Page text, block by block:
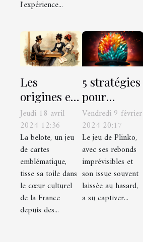
l'expérience...
Les
origines et
l'évolution
de la belote
en France
Jeudi 18 avril
2024 12:36
La belote, un jeu
de cartes
emblématique,
tisse sa toile dans
le cœur culturel
de la France
depuis des...
5 stratégies
pour
maximiser
vos gains
au Plinko
Vendredi 9 février
2024 20:17
Le jeu de Plinko,
avec ses rebonds
imprévisibles et
son issue souvent
laissée au hasard,
a su captiver...